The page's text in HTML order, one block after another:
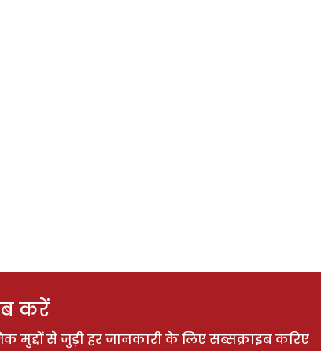
करें
मुद्दों से जुड़ी हर जानकारी के लिए सब्सक्राइब करिए